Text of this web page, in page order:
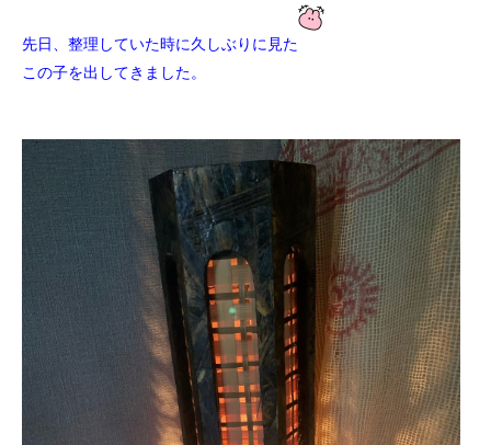
先日、整理していた時に久しぶりに見た
この子を出してきました。